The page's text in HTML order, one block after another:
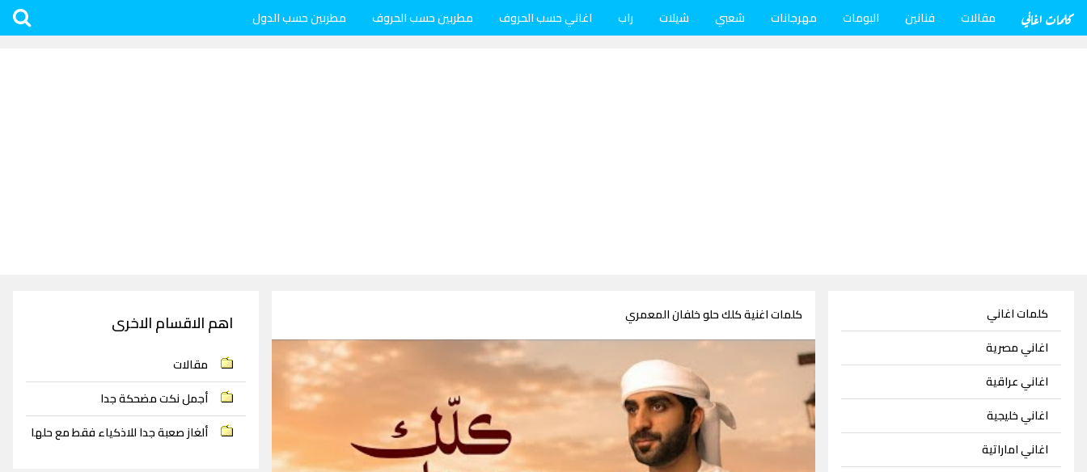
كلمات اغاني مقالات فنانين البومات مهرجانات شعبي شيلات راب اغاني حسب الحروف مطربين حسب الحروف مطربين حسب الدول
كلمات اغاني
اغاني مصرية
اغاني عراقية
اغاني خليجية
اغاني اماراتية
كلمات اغنية كلك حلو خلفان المعمري اهم الاقسام الاخرى
مقالات
أجمل نكت مضحكة جدا
ألغاز صعبة جدا للاذكياء فقط مع حلها